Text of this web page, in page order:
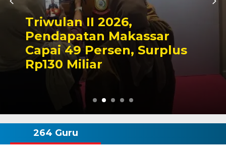
Kapolres Wajo Ziarah ke
Makam La Maddukkelleng,
Tegaskan Komitmen
Mengabdi untuk Tanah
Wajo
264 Guru